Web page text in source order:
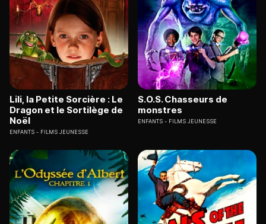
Lili, la Petite Sorcière : Le
Dragon et le Sortilège de
Noël
ENFANTS FILMS JEUNESSE
S.O.S. Chasseurs de
monstres
ENFANTS FILMS JEUNESSE